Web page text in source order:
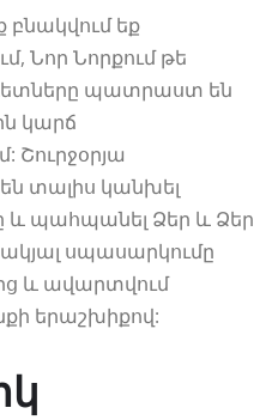
եք
Նոր Նորքում թե
պատրաստ են
կարճ
են տալիս կանխել
և պահպանել Ձեր և Ձեր
սպասարկումը
և ավարտվում
երաշխիքով: